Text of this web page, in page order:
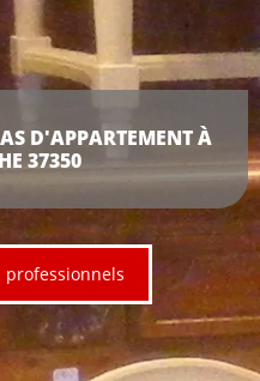
D'APPARTEMENT À
37350